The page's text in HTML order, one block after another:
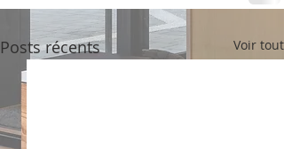
Posts récents Voir tout